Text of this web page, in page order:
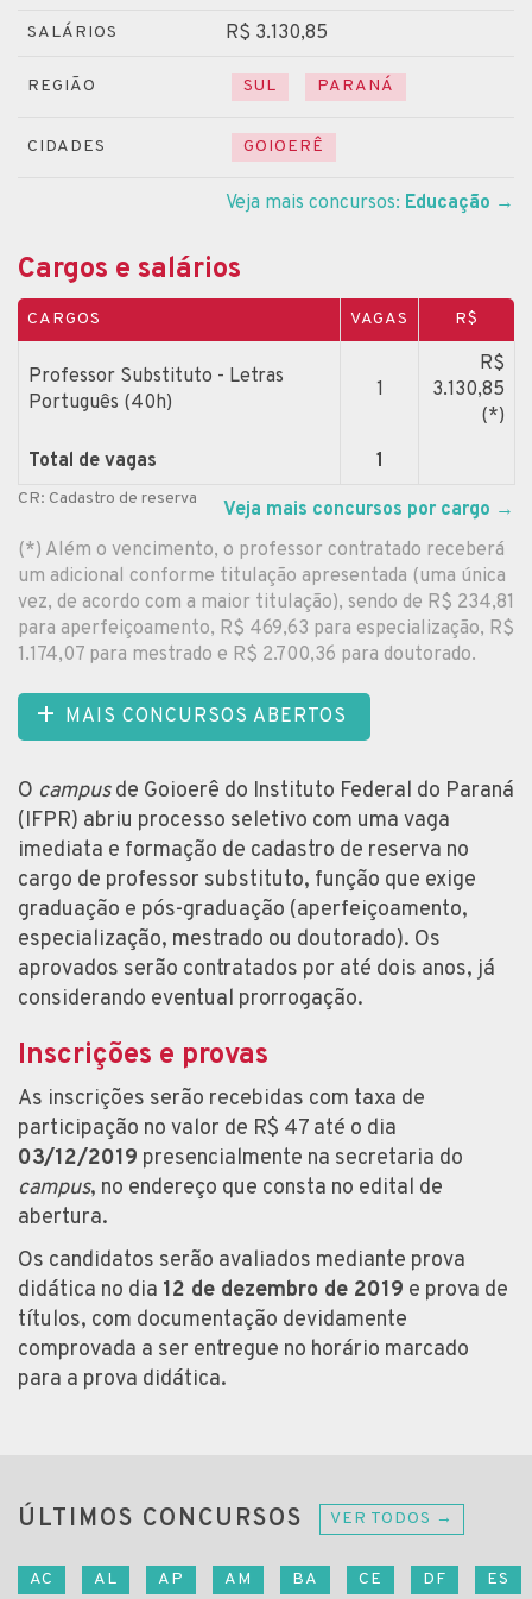
SALÁRIOS R$ 3.130,85
REGIÃO SUL PARANÁ
CIDADES GOIOERÊ
Veja mais concursos: Educação →
Cargos e salários
CARGOS VAGAS R$
Professor Substituto - Letras
Português (40h)
1
R$
3.130,85
(*)
Total de vagas
1
CR: Cadastro de reserva Veja mais concursos por cargo →
(*) Além o vencimento, o professor contratado receberá
um adicional conforme titulação apresentada (uma única
vez, de acordo com a maior titulação), sendo de R$ 234,81
para aperfeiçoamento, R$ 469,63 para especialização, R$
1.174,07 para mestrado e R$ 2.700,36 para doutorado.
MAIS CONCURSOS ABERTOS
O campusde Goioerê do Instituto Federal do Paraná
(IFPR) abriu processo seletivo com uma vaga
imediata e formação de cadastro de reserva no
cargo de professor substituto, função que exige
graduação e pós-graduação (aperfeiçoamento,
especialização, mestrado ou doutorado). Os
aprovados serão contratados por até dois anos, já
considerando eventual prorrogação.
Inscrições e provas
As inscrições serão recebidas com taxa de
participação no valor de R$ 47 até o dia
03/12/2019 presencialmente na secretaria do
campus, no endereço que consta no edital de
abertura.
Os candidatos serão avaliados mediante prova
didática no dia 12 de dezembro de 2019 e prova de
títulos, com documentação devidamente
comprovada a ser entregue no horário marcado
para a prova didática.
ÚLTIMOS CONCURSOS VER TODOS →
AC AL AP AM BA CE DF ES